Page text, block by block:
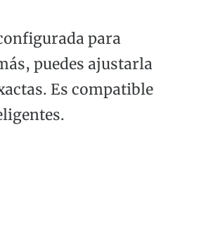
para
puedes ajustarla
Es compatible